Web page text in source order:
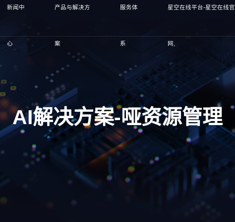
新闻中
心
产品与解决方
案
服务体
系
星空在线平台-星空在线官
网,
AI解决方案-哑资源管理